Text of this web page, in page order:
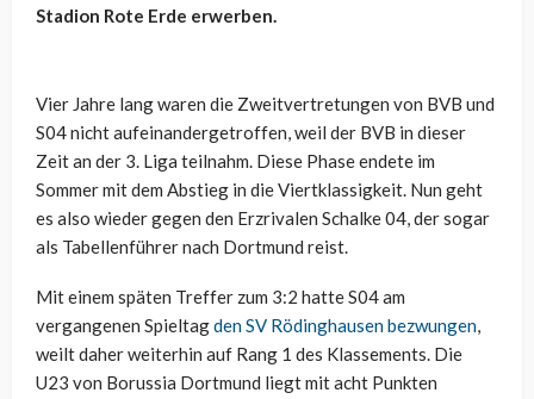
Stadion Rote Erde erwerben.
Vier Jahre lang waren die Zweitvertretungen von BVB und
S04 nicht aufeinandergetroffen, weil der BVB in dieser
Zeit an der 3. Liga teilnahm. Diese Phase endete im
Sommer mit dem Abstieg in die Viertklassigkeit. Nun geht
es also wieder gegen den Erzrivalen Schalke 04, der sogar
als Tabellenführer nach Dortmund reist.
Mit einem späten Treffer zum 3:2 hatte S04 am
vergangenen Spieltagden SV Rödinghausen bezwungen,
weilt daher weiterhin auf Rang 1 des Klassements. Die
U23 von Borussia Dortmund liegt mit acht Punkten